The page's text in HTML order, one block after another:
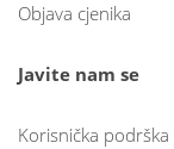
Objava cjenika
Javite nam se
Korisnička podrška